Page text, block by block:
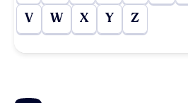
V W X Y Z